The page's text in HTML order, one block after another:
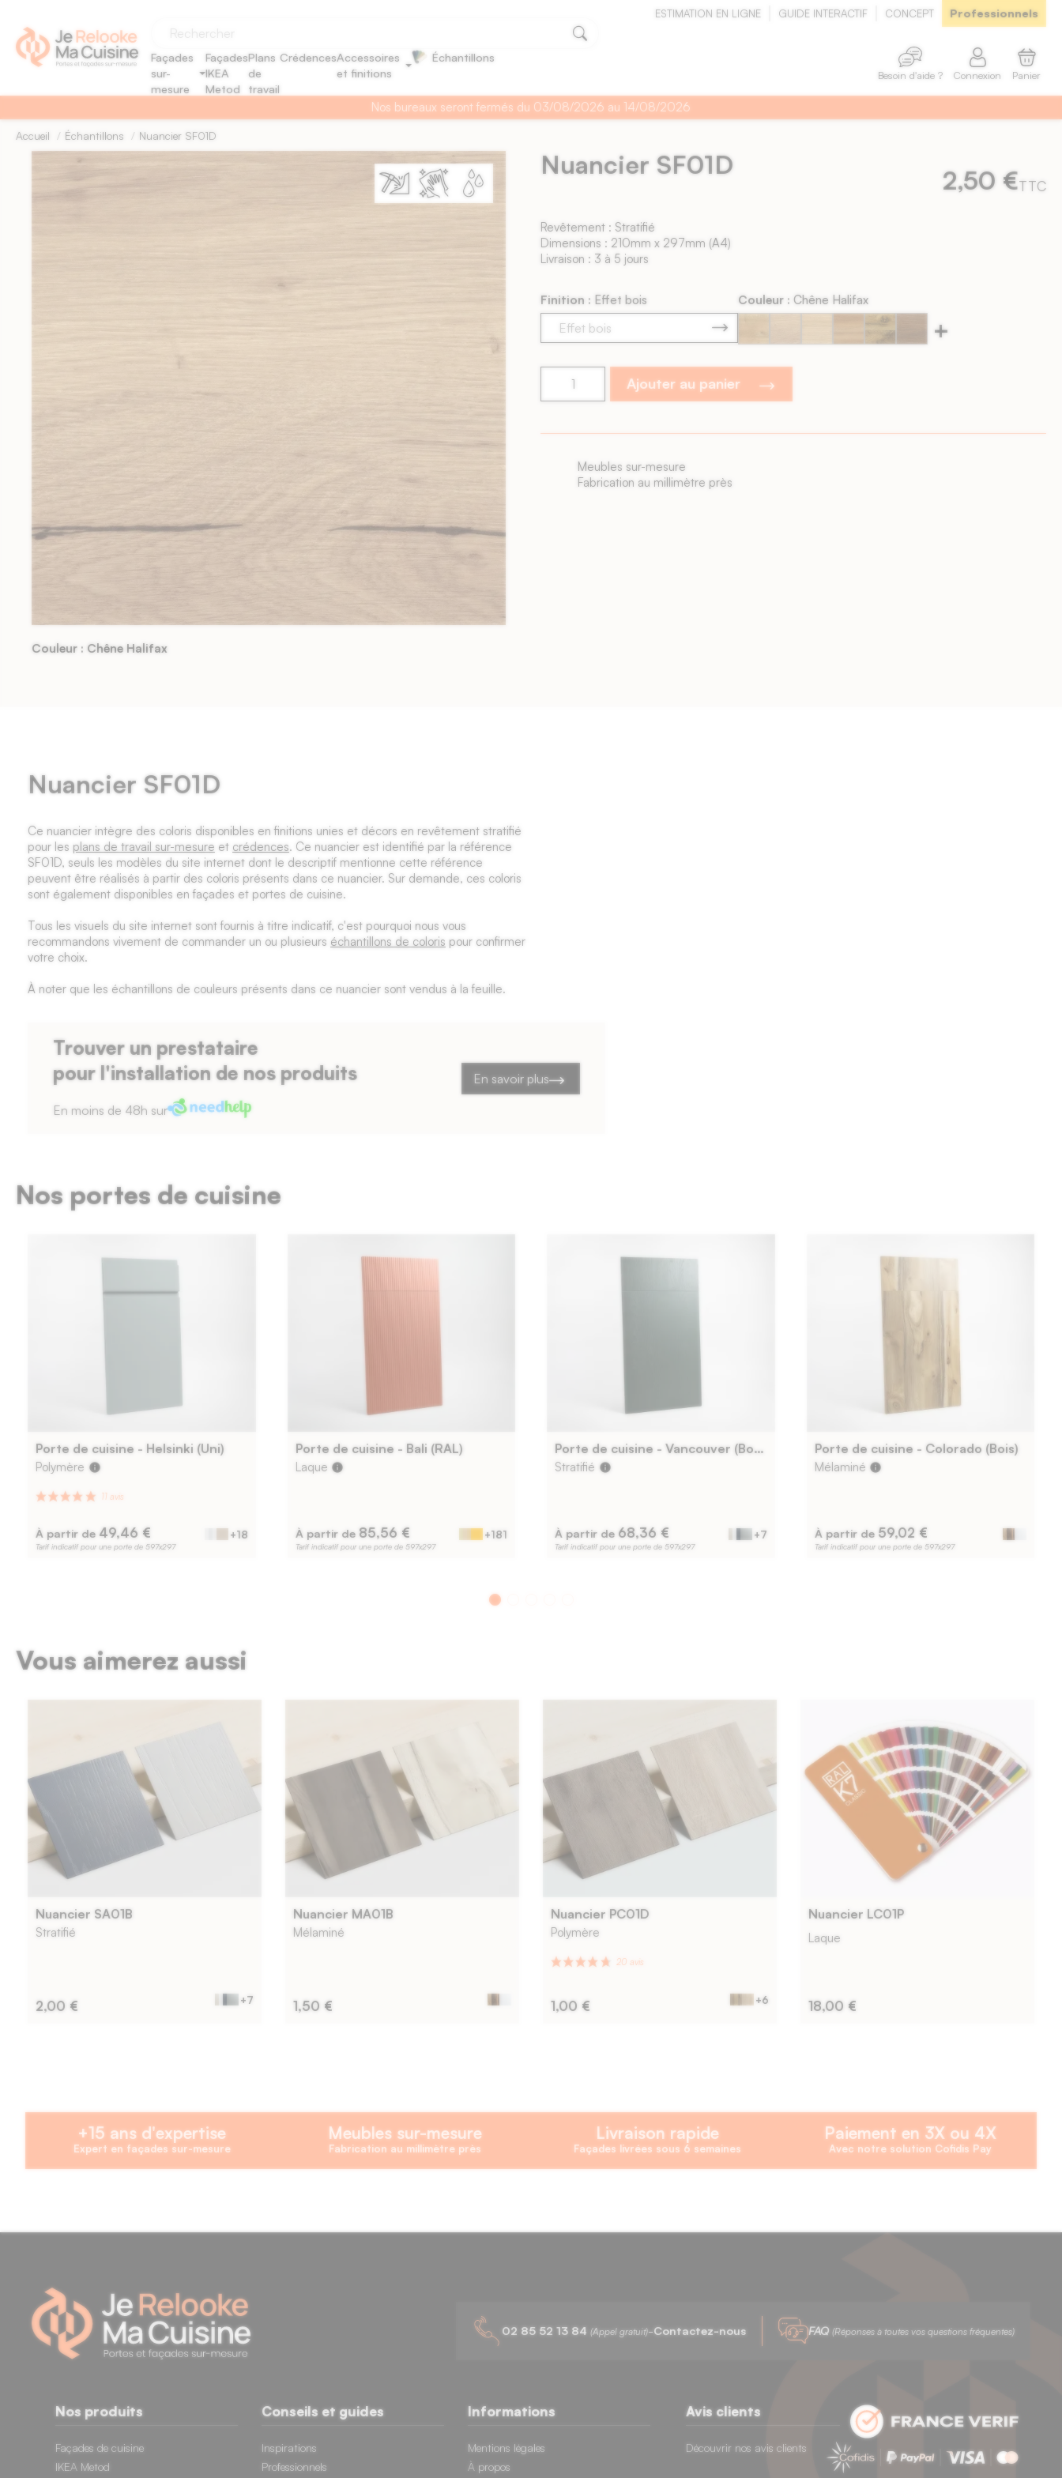
ESTIMATION EN LIGNE GUIDE INTERACTIF CONCEPT Professionnels
Façades
sur-
mesure
Façades
IKEA
Metod
Plans
de
travail
CrédencesAccessoires
et finitions
Échantillons
Besoin d'aide ? Connexion Panier
Nos bureaux seront fermés du 03/08/2026 au 14/08/2026
Accueil Échantillons Nuancier SF01D
Nuancier SF01D
Couleur : Chêne Halifax
2,50 €TTC
Revêtement : Stratifié
Dimensions : 210mm x 297mm (A4)
Livraison : 3 à 5 jours
Finition : Effet bois Couleur : Chêne Halifax
LumièreHalifax Blond
Miel
Chêne
Fumé Velouté
+
Ajouter au panier
Livraison rapide
Façades livrées sous 6 semaines
Nuancier SF01D
Ce nuancier intègre des coloris disponibles en finitions unies et décors en revêtement stratifié
pour les plans de travail sur-mesure et crédences. Ce nuancier est identifié par la référence
SF01D, seuls les modèles du site internet dont le descriptif mentionne cette référence
peuvent être réalisés à partir des coloris présents dans ce nuancier. Sur demande, ces coloris
sont également disponibles en façades et portes de cuisine.
Tous les visuels du site internet sont fournis à titre indicatif, c'est pourquoi nous vous
recommandons vivement de commander un ou plusieurs échantillons de coloris pour confirmer
votre choix.
À noter que les échantillons de couleurs présents dans ce nuancier sont vendus à la feuille.
Trouver un prestataire
pour l'installation de nos produits
En moins de 48h sur
En savoir plus
Nos portes de cuisine
Porte de cuisine - Helsinki (Uni)
Polymère info
11 avis
À partir de 49,46 €
Tarif indicatif pour une porte de 597x297
+18
Porte de cuisine - Bali (RAL)
Laque info
À partir de 85,56 €
Tarif indicatif pour une porte de 597x297
+181
Porte de cuisine - Vancouver (Bois)
Stratifié info
À partir de 68,36 €
Tarif indicatif pour une porte de 597x297
+7
Porte de cuisine - Colorado (Bois)
Mélaminé info
À partir de 59,02 €
Tarif indicatif pour une porte de 597x297
Vous aimerez aussi
Nuancier SA01B
Stratifié
2,00 € +7
Nuancier MA01B
Mélaminé
1,50 €
Nuancier PC01D
Polymère
1,00 € +6
Nuancier LC01P
Laque
18,00 €
+15 ans d'expertise
Expert en façades sur-mesure
Meubles sur-mesure
Fabrication au millimètre près
Livraison rapide
Façades livrées sous 6 semaines
Paiement en 3X ou 4X
Avec notre solution Cofidis Pay
02 85 52 13 84 (Appel gratuit)-Contactez-nous FAQ (Réponses à toutes vos questions fréquentes)
Nos produits
Façades de cuisine
IKEA Metod
Conseils et guides
Inspirations
Professionnels
Informations
Mentions légales
À propos
Avis clients
Découvrir nos avis clients